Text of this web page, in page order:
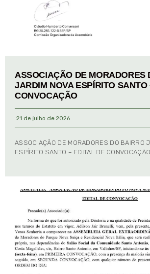
ASSOCIAÇÃO DE MORADORES
JARDIM NOVA ESPÍRITO
CONVOCAÇÃO
21 de julho de 2026
ASSOCIAÇÃO DE MORADORES DO BAIRRO
ESPÍRITO SANTO – EDITAL DE CONVOCAÇÃO